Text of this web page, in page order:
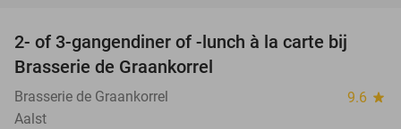
44%
2- of 3-gangendiner of -lunch à la carte bij
Brasserie de Graankorrel
Brasserie de Graankorrel 9.6 star
Aalst